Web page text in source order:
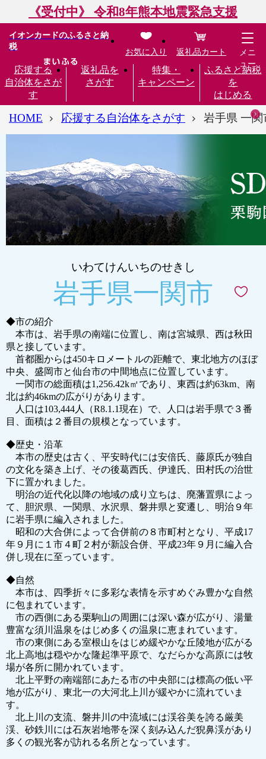
《受付中》 令和8年熊本地震緊急支援
イオンカードのふるさと納
税
応援する
自治体をさが
す
返礼品を
さがす
特集・
キャンペーン
ふるさと納税
を
はじめる
お気に入り 返礼品カート
メニ
ュー
HOME 応援する自治体をさがす 岩手県 一関
いわてけんいちのせきし
岩手県一関市
◆市の紹介
本市は、岩手県の南端に位置し、南は宮城県、西は秋田
県と接しています。
首都圏からは450キロメートルの距離で、東北地方のほぼ
中央、盛岡市と仙台市の中間地点に位置しています。
一関市の総面積は1,256.42k㎡であり、東西は約63km、南
北は約46kmの広がりがあります。
人口は103,444人（R8.1.1現在）で、人口は岩手県で３番
目、面積は２番目の規模となっています。
◆歴史・沿革
本市の歴史は古く、平安時代には安倍氏、藤原氏が独自
の文化を築き上げ、その後葛西氏、伊達氏、田村氏の治世
下に置かれました。
明治の近代化以降の地域の成り立ちは、廃藩置県によっ
て、胆沢県、一関県、水沢県、磐井県と変遷し、明治９年
に岩手県に編入されました。
昭和の大合併によって合併前の８市町村となり、平成17
年９月に１市４町２村が新設合併、平成23年９月に編入合
併し現在に至っています。
◆自然
本市は、四季折々に多彩な表情を示すめぐみ豊かな自然
に包まれています。
市の西側にある栗駒山の周囲には深い森が広がり、湯量
豊富な須川温泉をはじめ多くの温泉に恵まれています。
市の東側にある室根山をはじめ緩やかな丘陵地が広がる
北上高地は穏やかな隆起準平原で、なだらかな高原には牧
場が各所に開かれています。
北上平野の南端部にあたる市の中央部には標高の低い平
地が広がり、東北一の大河北上川が緩やかに流れていま
す。
北上川の支流、磐井川の中流域には渓谷美を誇る厳美
渓、砂鉄川には石灰岩地帯を深く刻み込んだ猊鼻渓があり
多くの観光客が訪れる名所となっています。